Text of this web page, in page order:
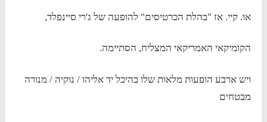
או. קיי. אז "בהלת הכרטיסים" להופעה של ג'רי סיינפלד,
הקומיקאי האמריקאי המצליח, הסתיימה.
ויש ארבע הופעות מלאות שלו בהיכל יד אליהו / נוקיה / מנורה
מבטחים